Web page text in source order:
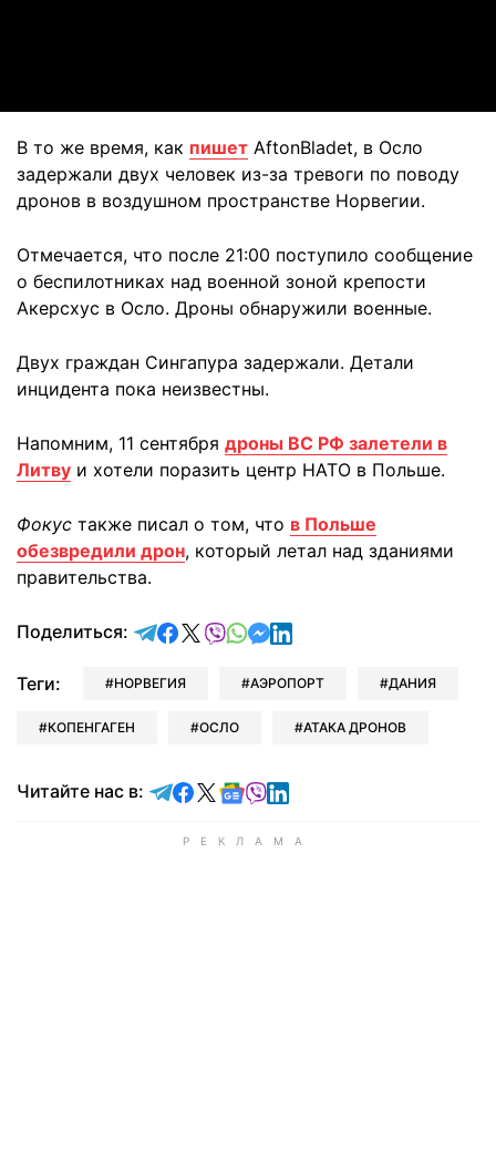
В то же время, как пишет AftonBladet, в Осло
задержали двух человек из-за тревоги по поводу
дронов в воздушном пространстве Норвегии.
Отмечается, что после 21:00 поступило сообщение
о беспилотниках над военной зоной крепости
Акерсхус в Осло. Дроны обнаружили военные.
Двух граждан Сингапура задержали. Детали
инцидента пока неизвестны.
Напомним, 11 сентября дроны ВС РФ залетели в
Литву и хотели поразить центр НАТО в Польше.
Фокус также писал о том, что в Польше
обезвредили дрон, который летал над зданиями
правительства.
Поделиться: отправить в Telegram
поделиться в Facebook
поделиться в X
отправить в Viber
отправить в Whatsapp
отправить в Messenger
отправить в LinkedIn
Теги: НОРВЕГИЯ АЭРОПОРТ ДАНИЯ
КОПЕНГАГЕН ОСЛО АТАКА ДРОНОВ
Читайте нас в: Читайте в Telegram
Читайте в Facebook
Читайте в X
Читайте в Google news
Читайте в Viber
Читайте в LinkedIn